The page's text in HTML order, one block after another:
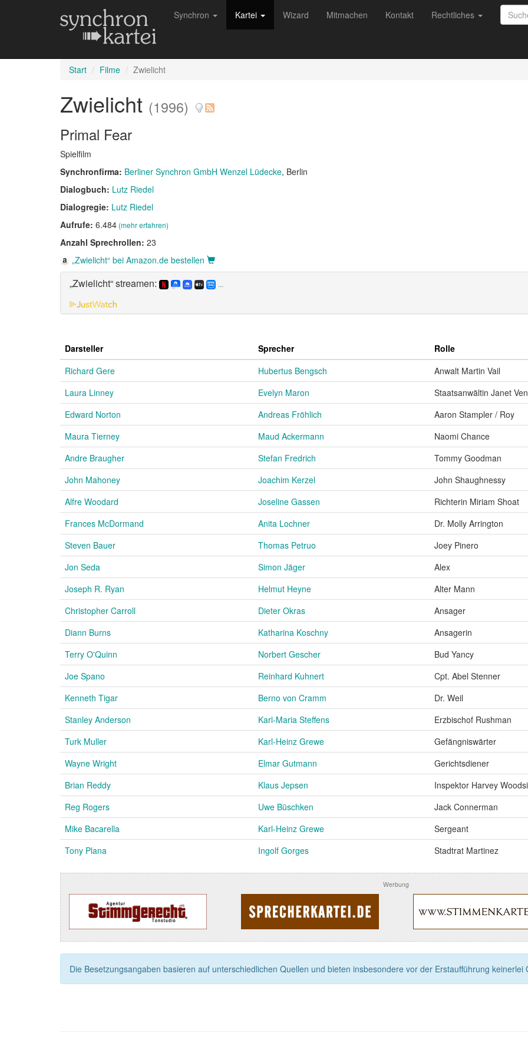
Synchron Kartei Wizard Mitmachen Kontakt Rechtliches
Start Filme Zwielicht
Zwielicht (1996)
Primal Fear
Spielfilm
Synchronfirma: Berliner Synchron GmbH Wenzel Lüdecke, Berlin
Dialogbuch: Lutz Riedel
Dialogregie: Lutz Riedel
Aufrufe: 6.484(mehr erfahren)
Anzahl Sprechrollen: 23
„Zwielicht“ bei Amazon.de bestellen
„Zwielicht“ streamen: ...
Darsteller Sprecher
Rolle
Richard Gere
Hubertus Bengsch
Anwalt Martin Vail
Laura Linney
Evelyn Maron
Staatsanwältin Janet
Edward Norton
Andreas Fröhlich
Aaron Stampler / Roy
Maura Tierney
Maud Ackermann
Naomi Chance
Andre Braugher
Stefan Fredrich
Tommy Goodman
John Mahoney
Joachim Kerzel
John Shaughnessy
Alfre Woodard
Joseline Gassen
Richterin Miriam Shoat
Frances McDormand
Anita Lochner
Dr. Molly Arrington
Steven Bauer
Thomas Petruo
Joey Pinero
Jon Seda
Simon Jäger
Alex
Joseph R. Ryan
Helmut Heyne
Alter Mann
Christopher Carroll
Dieter Okras
Ansager
Diann Burns
Katharina Koschny
Ansagerin
Terry O'Quinn
Norbert Gescher
Bud Yancy
Joe Spano
Reinhard Kuhnert
Cpt. Abel Stenner
Kenneth Tigar
Berno von Cramm
Dr. Weil
Stanley Anderson
Karl-Maria Steffens
Erzbischof Rushman
Turk Muller
Karl-Heinz Grewe
Gefängniswärter
Wayne Wright
Elmar Gutmann
Gerichtsdiener
Brian Reddy
Klaus Jepsen
Inspektor Harvey
Reg Rogers
Uwe Büschken
Jack Connerman
Mike Bacarella
Karl-Heinz Grewe
Sergeant
Tony Plana
Ingolf Gorges Stadtrat Martinez
Werbung
Die Besetzungsangaben basieren auf unterschiedlichen Quellen und bieten insbesondere vor der Erstaufführung